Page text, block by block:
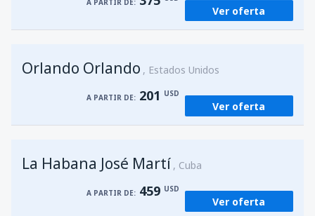
A PARTIR DE:
Ver oferta
Orlando Orlando Estados Unidos
A PARTIR DE: 201 USD
Ver oferta
La Habana José Martí Cuba
A PARTIR DE: 459 USD
Ver oferta